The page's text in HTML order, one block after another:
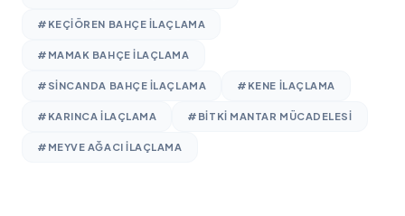
#KEÇIÖREN BAHÇE ILAÇLAMA
#MAMAK BAHÇE ILAÇLAMA
#SINCANDA BAHÇE ILAÇLAMA #KENE ILAÇLAMA
#KARINCA ILAÇLAMA #BITKI MANTAR MÜCADELESI
#MEYVE AĞACI ILAÇLAMA